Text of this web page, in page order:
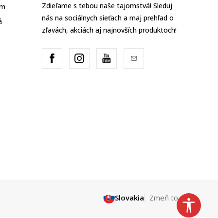
Zdieľame s tebou naše tajomstvá! Sleduj
nás na sociálnych sieťach a maj prehľad o
zľavách, akciách aj najnovších produktoch!
Slovakia Zmeň to